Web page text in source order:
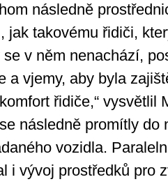
následně
jak takovému řidiči,
v něm nenachází,
a vjemy, aby byla
řidiče,“ vysvětlil
následně promítly do
vozidla.
i vývoj prostředků pro